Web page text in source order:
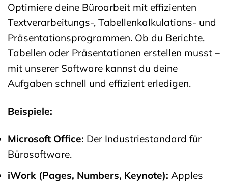
Optimiere deine Büroarbeit mit effizienten
Textverarbeitungs-, Tabellenkalkulations- und
Präsentationsprogrammen. Ob du Berichte,
Tabellen oder Präsentationen erstellen musst –
mit unserer Software kannst du deine
Aufgaben schnell und effizient erledigen.
Beispiele:
Microsoft Office: Der Industriestandard für
Bürosoftware.
iWork (Pages, Numbers, Keynote): Apples